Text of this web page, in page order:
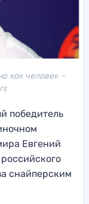
как человек –
победитель
Евгений
снайперским